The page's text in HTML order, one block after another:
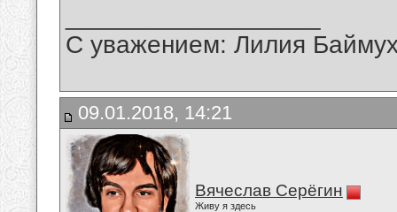
С уважением: Лилия
09.01.2018, 14:21
Вячеслав Серёгин
Живу я здесь